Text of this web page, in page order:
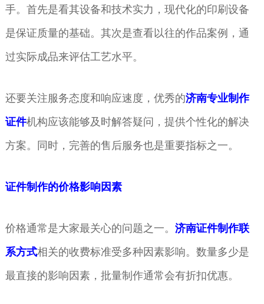
手。首先是看其设备和技术实力，现代化的印刷设备
是保证质量的基础。其次是查看以往的作品案例，通
过实际成品来评估工艺水平。
还要关注服务态度和响应速度，优秀的济南专业制作
证件机构应该能够及时解答疑问，提供个性化的解决
方案。同时，完善的售后服务也是重要指标之一。
证件制作的价格影响因素
价格通常是大家最关心的问题之一。 济南证件制作联
系方式相关的收费标准受多种因素影响。数量多少是
最直接的影响因素，批量制作通常会有折扣优惠。